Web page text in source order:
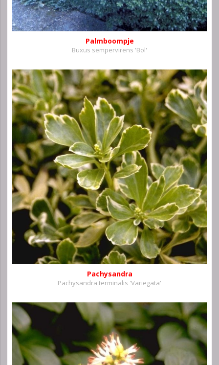
Palmboompje
Buxus sempervirens 'Bol'
Pachysandra
Pachysandra terminalis 'Variegata'